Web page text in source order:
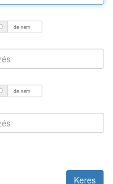
de nem
de nem